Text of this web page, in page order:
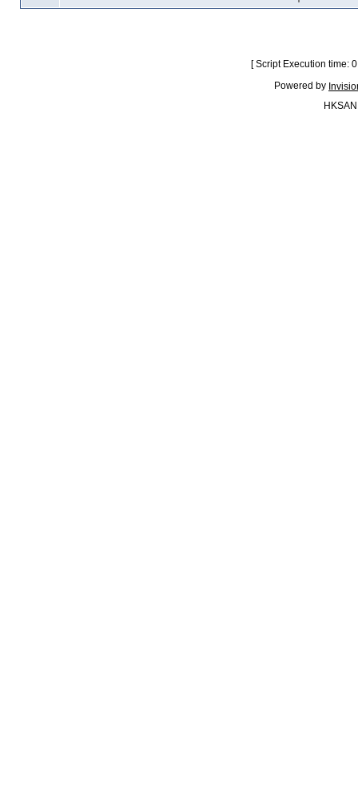
[ Script Execution time:
Powered by